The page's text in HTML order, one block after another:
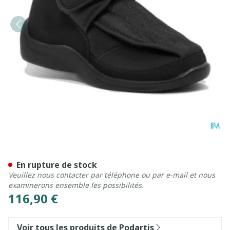
116,90 €
En rupture de stock
Veuillez nous contacter par téléphone ou par e-mail et nous
examinerons ensemble les possibilités.
Voir tous les produits de Podartis